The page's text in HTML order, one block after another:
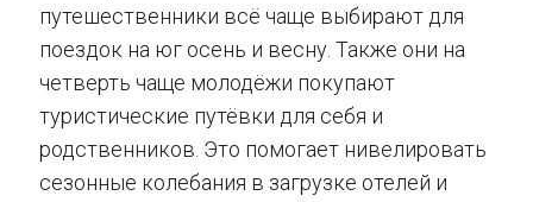
путешественники всё чаще выбирают для
поездок на юг осень и весну. Также они на
четверть чаще молодёжи покупают
туристические путёвки для себя и
родственников. Это помогает нивелировать
сезонные колебания в загрузке отелей и